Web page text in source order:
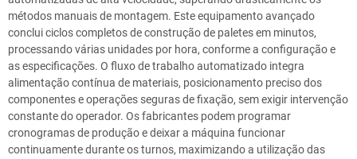
métodos manuais de montagem. Este equipamento avançado
conclui ciclos completos de construção de paletes em minutos,
processando várias unidades por hora, conforme a configuração e
as especificações. O fluxo de trabalho automatizado integra
alimentação contínua de materiais, posicionamento preciso dos
componentes e operações seguras de fixação, sem exigir intervenção
constante do operador. Os fabricantes podem programar
cronogramas de produção e deixar a máquina funcionar
continuamente durante os turnos, maximizando a utilização das